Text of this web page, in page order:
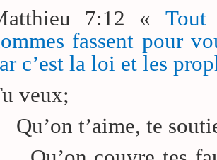
7:12 «
fassent pour
c’est la loi et les
veux;
Qu’on t’aime, te